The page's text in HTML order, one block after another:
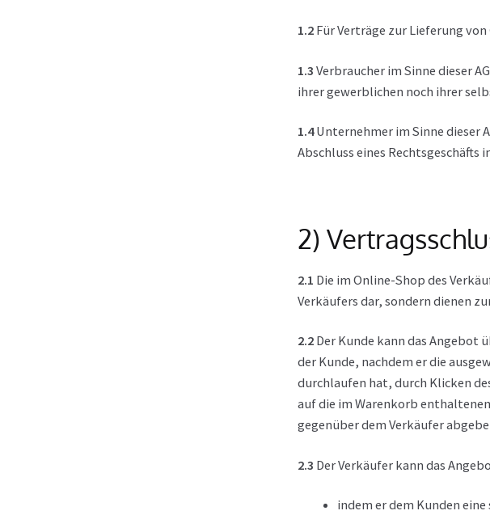
1.2Für Verträge zur Lieferung
1.3 Verbraucher im Sinne dieser
ihrer gewerblichen noch ihrer
1.4Unternehmer im Sinne dieser
Abschluss eines
2)
2.1 Die im Online-Shop des
Verkäufers dar, sondern dienen
2.2Der Kunde kann das Angebot
der Kunde, nachdem er die
durchlaufen hat, durch Klicken
auf die im Warenkorb
gegenüber dem Verkäufer
2.3 Der Verkäufer kann das
indem er dem Kunden